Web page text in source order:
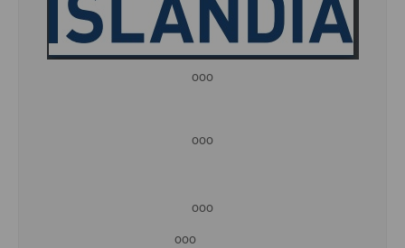
ooo
ooo
ooo
ooo